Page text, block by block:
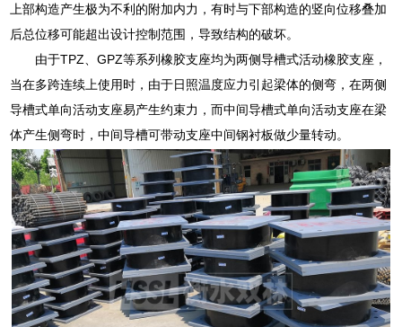
上部构造产生极为不利的附加内力，有时与下部构造的竖向位移叠加
后总位移可能超出设计控制范围，导致结构的破坏。
由于TPZ、GPZ等系列橡胶支座均为两侧导槽式活动橡胶支座，
当在多跨连续上使用时，由于日照温度应力引起梁体的侧弯，在两侧
导槽式单向活动支座易产生约束力，而中间导槽式单向活动支座在梁
体产生侧弯时，中间导槽可带动支座中间钢衬板做少量转动。